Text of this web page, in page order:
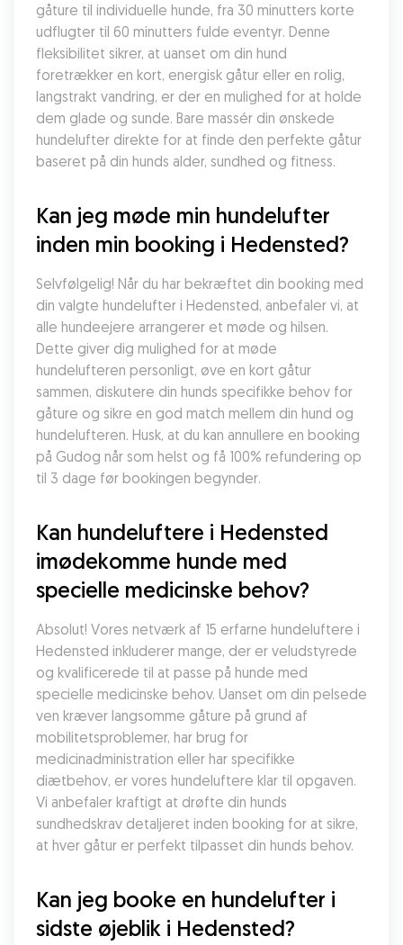
gåture til individuelle hunde, fra 30 minutters korte
udflugter til 60 minutters fulde eventyr. Denne
fleksibilitet sikrer, at uanset om din hund
foretrækker en kort, energisk gåtur eller en rolig,
langstrakt vandring, er der en mulighed for at holde
dem glade og sunde. Bare massér din ønskede
hundelufter direkte for at finde den perfekte gåtur
baseret på din hunds alder, sundhed og fitness.
Kan jeg møde min hundelufter
inden min booking i Hedensted?
Selvfølgelig! Når du har bekræftet din booking med
din valgte hundelufter i Hedensted, anbefaler vi, at
alle hundeejere arrangerer et møde og hilsen.
Dette giver dig mulighed for at møde
hundelufteren personligt, øve en kort gåtur
sammen, diskutere din hunds specifikke behov for
gåture og sikre en god match mellem din hund og
hundelufteren. Husk, at du kan annullere en booking
på Gudog når som helst og få 100% refundering op
til 3 dage før bookingen begynder.
Kan hundeluftere i Hedensted
imødekomme hunde med
specielle medicinske behov?
Absolut! Vores netværk af 15 erfarne hundeluftere i
Hedensted inkluderer mange, der er veludstyrede
og kvalificerede til at passe på hunde med
specielle medicinske behov. Uanset om din pelsede
ven kræver langsomme gåture på grund af
mobilitetsproblemer, har brug for
medicinadministration eller har specifikke
diætbehov, er vores hundeluftere klar til opgaven.
Vi anbefaler kraftigt at drøfte din hunds
sundhedskrav detaljeret inden booking for at sikre,
at hver gåtur er perfekt tilpasset din hunds behov.
Kan jeg booke en hundelufter i
sidste øjeblik i Hedensted?